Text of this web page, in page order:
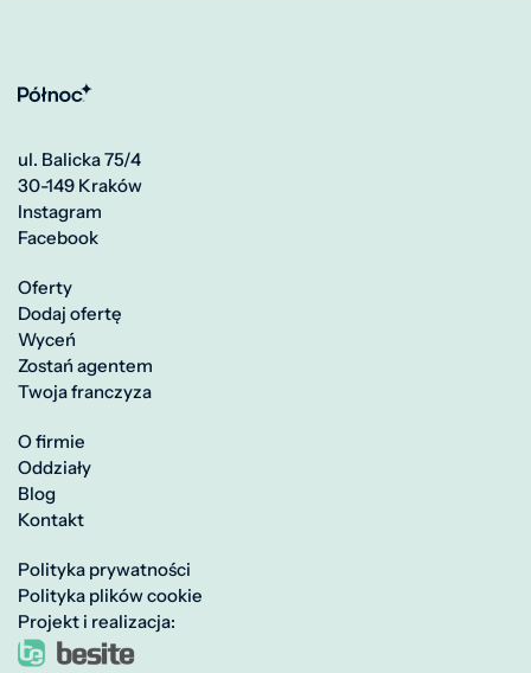
ul. Balicka 75/4
30-149 Kraków
Instagram
Facebook
Oferty
Dodaj ofertę
Wyceń
Zostań agentem
Twoja franczyza
O firmie
Oddziały
Blog
Kontakt
Polityka prywatności
Polityka plików cookie
Projekt i realizacja: